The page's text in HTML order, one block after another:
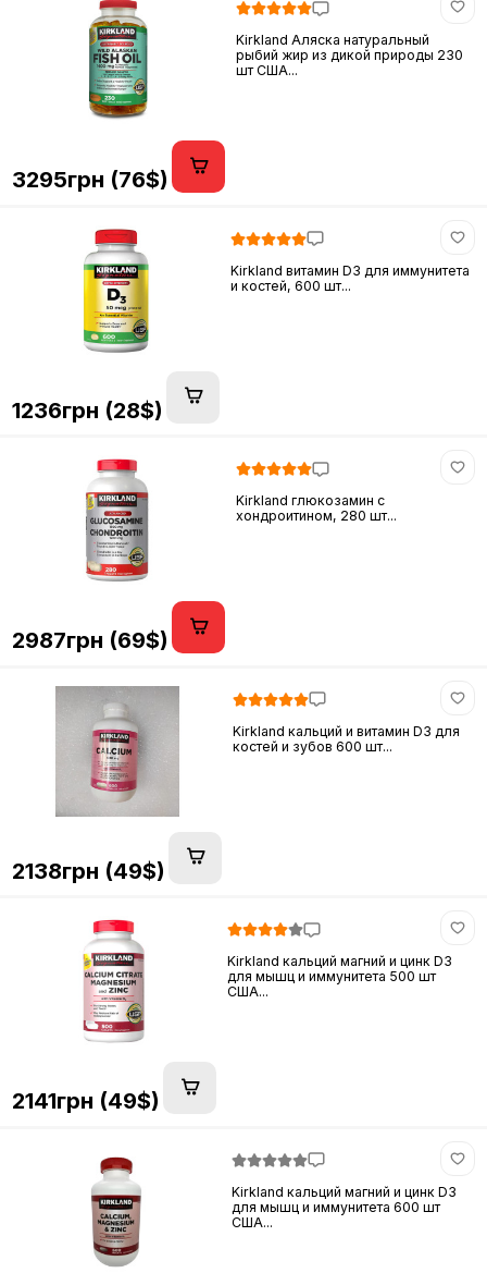
Kirkland Аляска натуральный
рыбий жир из дикой природы 230
шт США...
3295грн (76$)
Kirkland витамин D3 для иммунитета
и костей, 600 шт...
1236грн (28$)
Kirkland глюкозамин c
хондроитином, 280 шт...
2987грн (69$)
Kirkland кальций и витамин D3 для
костей и зубов 600 шт...
2138грн (49$)
Kirkland кальций магний и цинк D3
для мышц и иммунитета 500 шт
США...
2141грн (49$)
Kirkland кальций магний и цинк D3
для мышц и иммунитета 600 шт
США...